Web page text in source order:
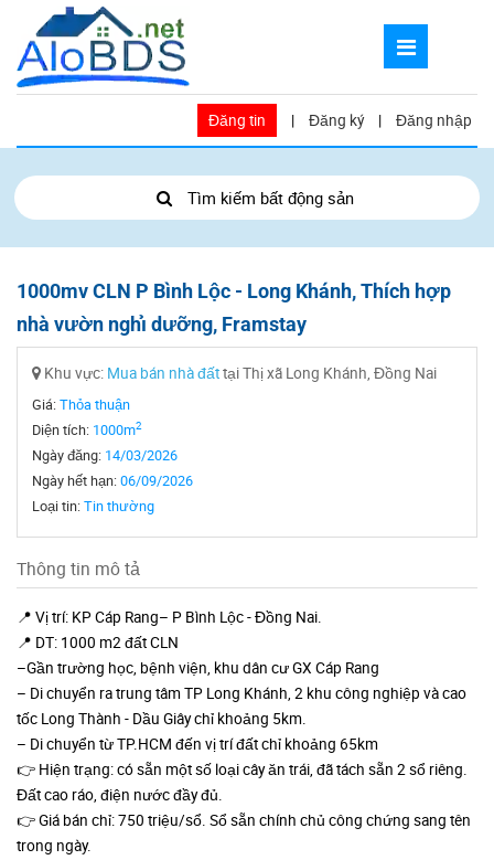
Đăng tin | Đăng ký | Đăng nhập
Tìm kiếm bất động sản
1000mv CLN P Bình Lộc - Long Khánh, Thích hợp
nhà vườn nghỉ dưỡng, Framstay
Khu vực: Mua bán nhà đấttại Thị xã Long Khánh, Đồng Nai
Giá:Thỏa thuận
Diện tích: 1000m2
Ngày đăng: 14/03/2026
Ngày hết hạn:06/09/2026
Loại tin:Tin thường
Thông tin mô tả
📍 Vị trí: KP Cáp Rang– P Bình Lộc - Đồng Nai.
📍 DT: 1000 m2 đất CLN
–Gần trường học, bệnh viện, khu dân cư GX Cáp Rang
– Di chuyển ra trung tâm TP Long Khánh, 2 khu công nghiệp và cao
tốc Long Thành - Dầu Giây chỉ khoảng 5km.
– Di chuyển từ TP.HCM đến vị trí đất chỉ khoảng 65km
👉 Hiện trạng: có sẵn một số loại cây ăn trái, đã tách sẵn 2 sổ riêng.
Đất cao ráo, điện nước đầy đủ.
👉 Giá bán chỉ: 750 triệu/sổ. Sổ sẵn chính chủ công chứng sang tên
trong ngày.